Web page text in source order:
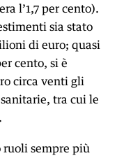
l’1,7 per cento).
sia stato
di euro; quasi
cento, si è
circa venti gli
tra cui le
sempre più